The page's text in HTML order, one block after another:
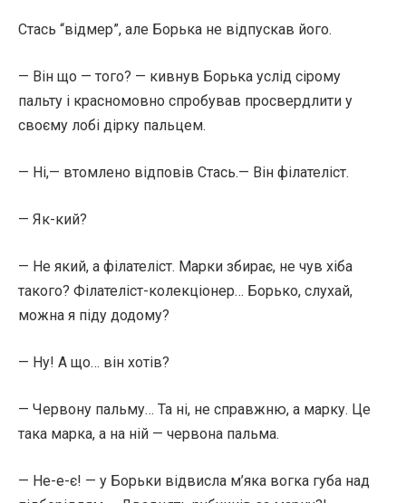
Стась “відмер”, але Борька не відпускав його.
— Він що — того? — кивнув Борька услід сірому
пальту і красномовно спробував просвердлити у
своєму лобі дірку пальцем.
— Ні,— втомлено відповів Стась.— Він філателіст.
— Як-кий?
— Не який, а філателіст. Марки збирає, не чув хіба
такого? Філателіст-колекціонер… Борько, слухай,
можна я піду додому?
— Ну! А що… він хотів?
— Червону пальму… Та ні, не справжню, а марку. Це
така марка, а на ній — червона пальма.
— Не-е-є! — у Борьки відвисла м’яка вогка губа над